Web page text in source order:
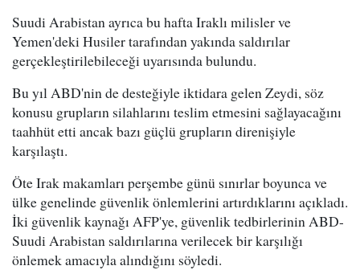
Suudi Arabistan ayrıca bu hafta Iraklı milisler ve
Yemen'deki Husiler tarafından yakında saldırılar
gerçekleştirilebileceği uyarısında bulundu.
Bu yıl ABD'nin de desteğiyle iktidara gelen Zeydi, söz
konusu grupların silahlarını teslim etmesini sağlayacağını
taahhüt etti ancak bazı güçlü grupların direnişiyle
karşılaştı.
Öte Irak makamları perşembe günü sınırlar boyunca ve
ülke genelinde güvenlik önlemlerini artırdıklarını açıkladı.
İki güvenlik kaynağı AFP'ye, güvenlik tedbirlerinin ABD-
Suudi Arabistan saldırılarına verilecek bir karşılığı
önlemek amacıyla alındığını söyledi.